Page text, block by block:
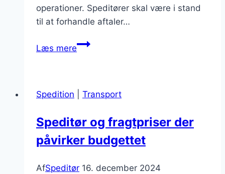
operationer. Speditører skal være i stand
til at forhandle aftaler…
Læs mereSpeditør
rederier
Spedition Transport
Speditør og fragtpriser der
påvirker budgettet
AfSpeditør 16. december 2024